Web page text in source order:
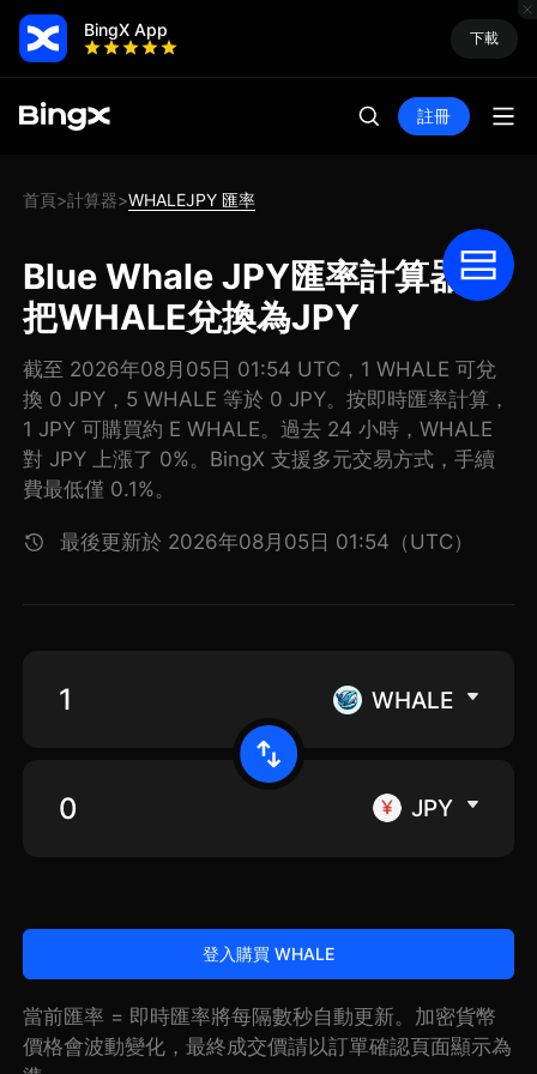
BingX App 下載
註冊
首頁>計算器>WHALEJPY 匯率
Blue Whale JPY匯率計算器:
把WHALE兌換為JPY
截至 2026年08月05日 01:54 UTC，1 WHALE 可兌
換 0 JPY，5 WHALE 等於 0 JPY。按即時匯率計算，
1 JPY 可購買約 E WHALE。過去 24 小時，WHALE
對 JPY 上漲了 0%。BingX 支援多元交易方式，手續
費最低僅 0.1%。
最後更新於 2026年08月05日 01:54（UTC）
WHALE
JPY
登入購買 WHALE
當前匯率 = 即時匯率將每隔數秒自動更新。加密貨幣
價格會波動變化，最終成交價請以訂單確認頁面顯示為